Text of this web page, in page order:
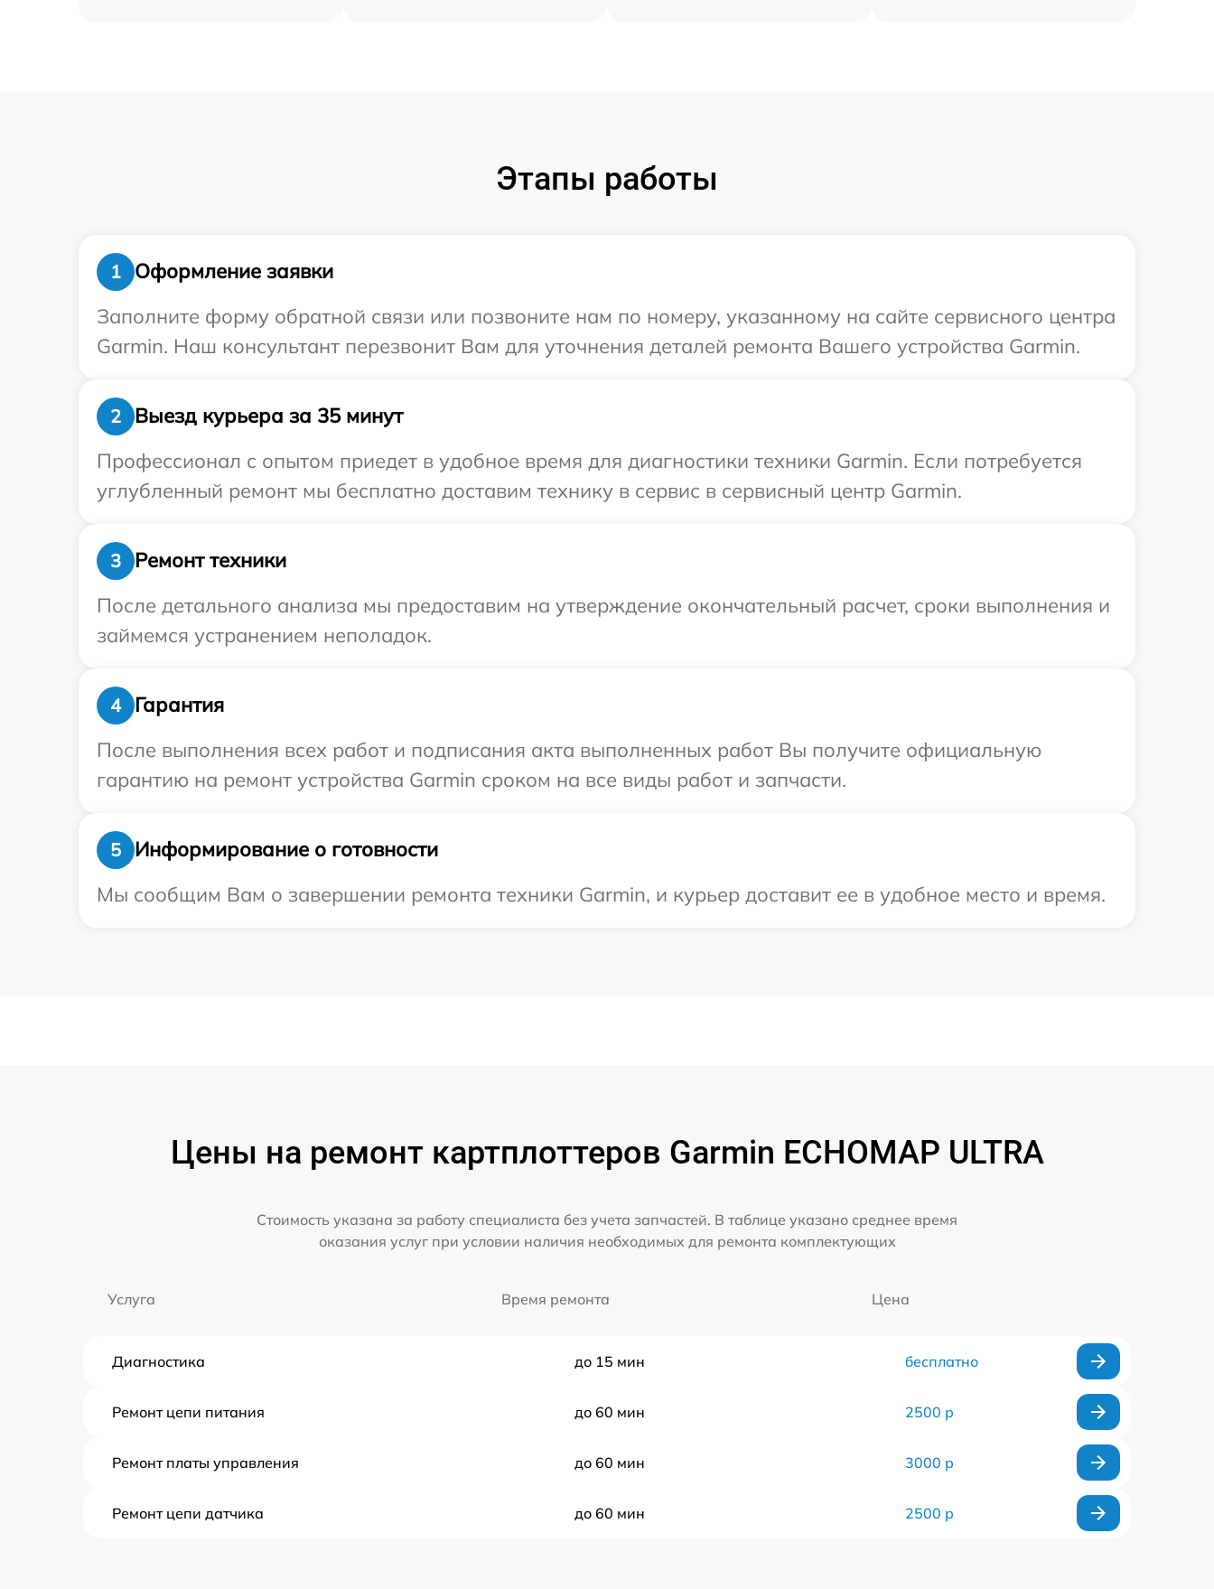
Этапы работы
1
Оформление заявки
Заполните форму обратной связи или позвоните нам по номеру, указанному на сайте сервисного центра
Garmin. Наш консультант перезвонит Вам для уточнения деталей ремонта Вашего устройства Garmin.
2
Выезд курьера за 35 минут
Профессионал с опытом приедет в удобное время для диагностики техники Garmin. Если потребуется
углубленный ремонт мы бесплатно доставим технику в сервис в сервисный центр Garmin.
3
Ремонт техники
После детального анализа мы предоставим на утверждение окончательный расчет, сроки выполнения и
займемся устранением неполадок.
4
Гарантия
После выполнения всех работ и подписания акта выполненных работ Вы получите официальную
гарантию на ремонт устройства Garmin сроком на все виды работ и запчасти.
5
Информирование о готовности
Мы сообщим Вам о завершении ремонта техники Garmin, и курьер доставит ее в удобное место и время.
Цены на ремонт картплоттеров Garmin ECHOMAP ULTRA
Стоимость указана за работу специалиста без учета запчастей. В таблице указано среднее время
оказания услуг при условии наличия необходимых для ремонта комплектующих
Услуга Время ремонта Цена
Диагностика до 15 мин бесплатно
Ремонт цепи питания до 60 мин 2500 р
Ремонт платы управления до 60 мин 3000 р
Ремонт цепи датчика до 60 мин 2500 р